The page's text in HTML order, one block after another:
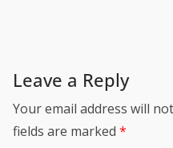
Leave a Reply
Your email address will
fields are marked *